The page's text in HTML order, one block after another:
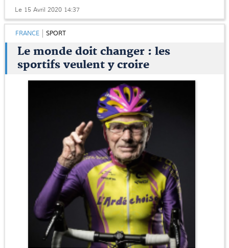
Le 15 Avril 2020 14:37
FRANCE SPORT
Le monde doit changer : les
sportifs veulent y croire